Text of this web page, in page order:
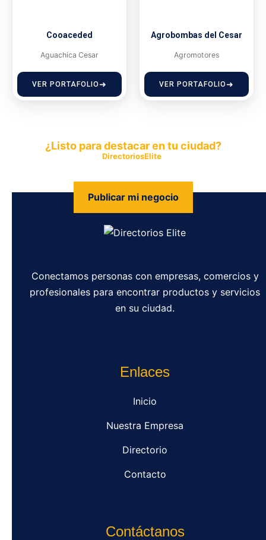
Cooaceded
Aguachica Cesar
VER PORTAFOLIO
Agrobombas del Cesar
Agromotores
VER PORTAFOLIO
¿Listo para destacar en tu ciudad?
DirectoriosElite
Publicar mi negocio
Conectamos personas con empresas, comercios y
profesionales para encontrar productos y servicios
en su ciudad.
Enlaces
Inicio
Nuestra Empresa
Directorio
Contacto
Contáctanos